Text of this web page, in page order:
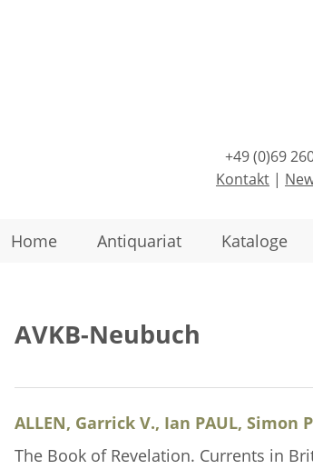
+49 (0)69
Kontakt |
Home Antiquariat Kataloge
AVKB-Neubuch
ALLEN, Garrick V., Ian PAUL, Simon
The Book of Revelation. Currents in